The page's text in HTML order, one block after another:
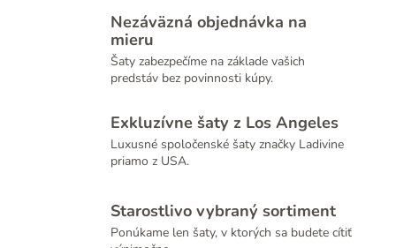
Nezáväzná objednávka na
mieru
Šaty zabezpečíme na základe vašich
predstáv bez povinnosti kúpy.
Exkluzívne šaty z Los Angeles
Luxusné spoločenské šaty značky Ladivine
priamo z USA.
Starostlivo vybraný sortiment
Ponúkame len šaty, v ktorých sa budete cítiť